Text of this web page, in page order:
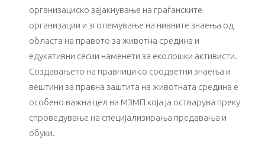
организациско зајакнување на граѓанските
организации и зголемување на нивните знаења од
областа на правото за животна средина и
едукативни сесии наменети за еколошки активисти.
Создавањето на правници со соодветни знаења и
вештини за правна заштита на животната средина е
особено важна цел на МЗМП која ја остварува преку
спроведување на специјализирања предавања и
обуки.